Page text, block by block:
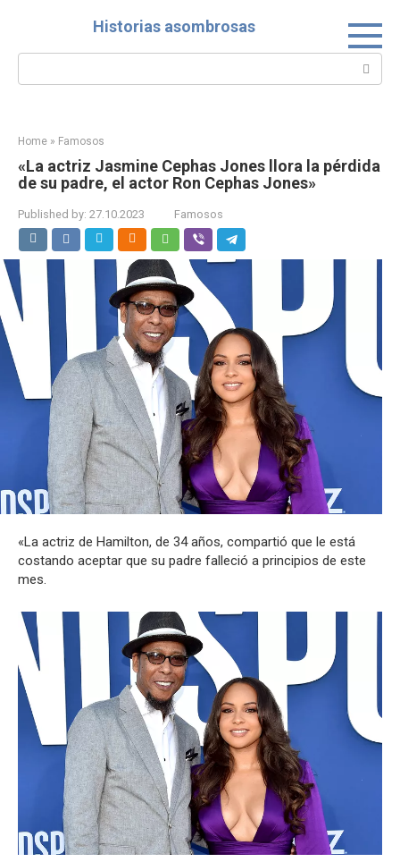
Historias asombrosas
Search:
Home » Famosos
«La actriz Jasmine Cephas Jones llora la pérdida
de su padre, el actor Ron Cephas Jones»
Published by: 27.10.2023 Famosos
«La actriz de Hamilton, de 34 años, compartió que le está
costando aceptar que su padre falleció a principios de este
mes.